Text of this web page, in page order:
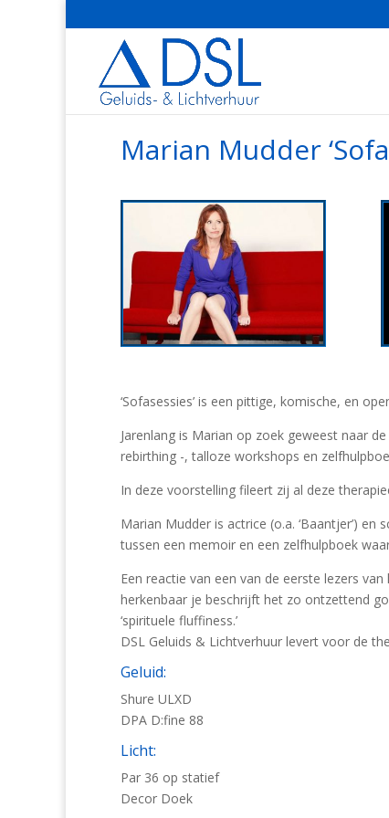
Marian Mudder
​‘Sofasessies’ is een pittige, komische, en
Jarenlang is Marian op zoek geweest naar
rebirthing -, talloze workshops en
In deze voorstelling fileert zij al deze
Marian Mudder is actrice (o.a. ‘Baantjer’) en
tussen een memoir en een zelfhulpboek
Een reactie van een van de eerste lezers
herkenbaar je beschrijft het zo ontzettend
‘spirituele fluffiness.’
DSL Geluids & Lichtverhuur levert voor de
Geluid:
Shure ULXD
DPA D:fine 88
Licht:
Par 36 op statief
Decor Doek